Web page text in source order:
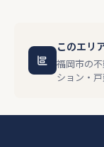
このエリ
福岡市の
ション・